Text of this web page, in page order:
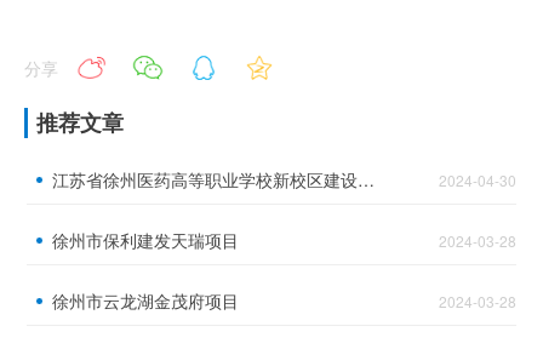
分享
推荐文章
江苏省徐州医药高等职业学校新校区建设项目 2024-04-30
徐州市保利建发天瑞项目 2024-03-28
徐州市云龙湖金茂府项目 2024-03-28